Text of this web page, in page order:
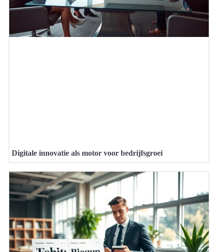
Digitale innovatie als motor voor bedrijfsgroei